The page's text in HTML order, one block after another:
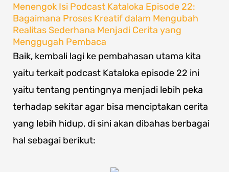
Menengok Isi Podcast Kataloka Episode 22:
Bagaimana Proses Kreatif dalam Mengubah
Realitas Sederhana Menjadi Cerita yang
Menggugah Pembaca
Baik, kembali lagi ke pembahasan utama kita
yaitu terkait podcast Kataloka episode 22 ini
yaitu tentang pentingnya menjadi lebih peka
terhadap sekitar agar bisa menciptakan cerita
yang lebih hidup, di sini akan dibahas berbagai
hal sebagai berikut: